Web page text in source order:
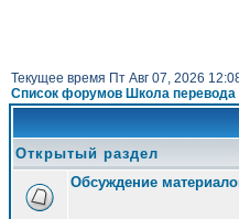
Текущее время Пт Авг 07, 2026
Список форумов Школа перевода
Открытый раздел
Обсуждение